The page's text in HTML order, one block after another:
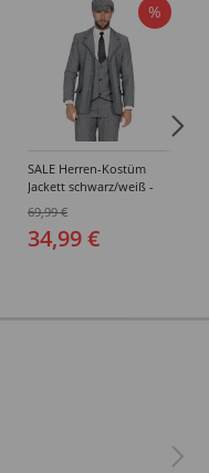
%
SALE Herren-Kostüm
Jackett schwarz/weiß -
Verschiedene Größen
(48-64)
69,99 €
34,99 €